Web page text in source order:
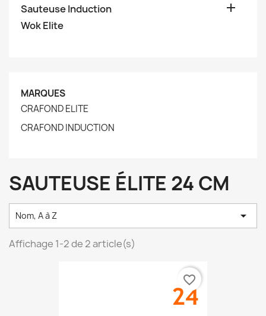
Sauteuse Induction 
Wok Elite
MARQUES
CRAFOND ELITE
CRAFOND INDUCTION
SAUTEUSE ÉLITE 24 CM
Nom, A à Z 
Affichage 1-2 de 2 article(s)
favorite_border